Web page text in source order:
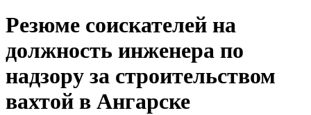
Резюме соискателей на
должность инженера по
надзору за строительством
вахтой в Ангарске